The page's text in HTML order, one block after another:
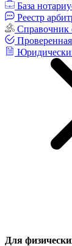
База
Реестр
Справочник
Для